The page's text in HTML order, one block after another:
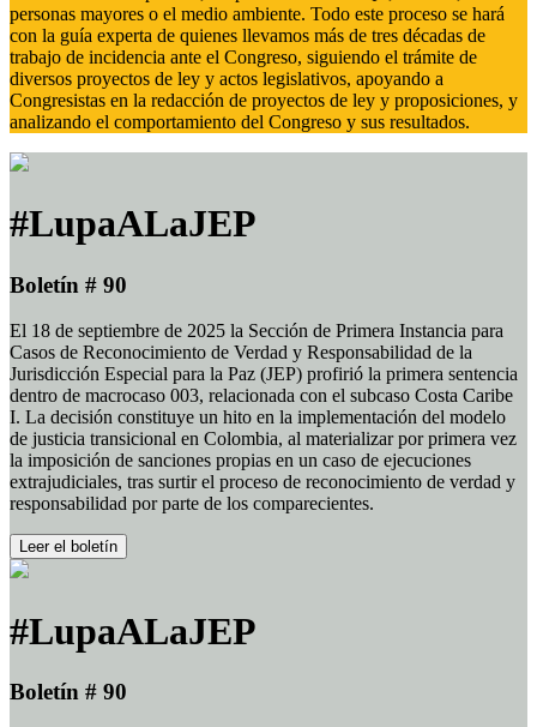
personas mayores o el medio ambiente. Todo este proceso se hará
con la guía experta de quienes llevamos más de tres décadas de
trabajo de incidencia ante el Congreso, siguiendo el trámite de
diversos proyectos de ley y actos legislativos, apoyando a
Congresistas en la redacción de proyectos de ley y proposiciones, y
analizando el comportamiento del Congreso y sus resultados.
#LupaALaJEP
Boletín # 90
El 18 de septiembre de 2025 la Sección de Primera Instancia para
Casos de Reconocimiento de Verdad y Responsabilidad de la
Jurisdicción Especial para la Paz (JEP) profirió la primera sentencia
dentro de macrocaso 003, relacionada con el subcaso Costa Caribe
I. La decisión constituye un hito en la implementación del modelo
de justicia transicional en Colombia, al materializar por primera vez
la imposición de sanciones propias en un caso de ejecuciones
extrajudiciales, tras surtir el proceso de reconocimiento de verdad y
responsabilidad por parte de los comparecientes.
Leer el boletín
#LupaALaJEP
Boletín # 90